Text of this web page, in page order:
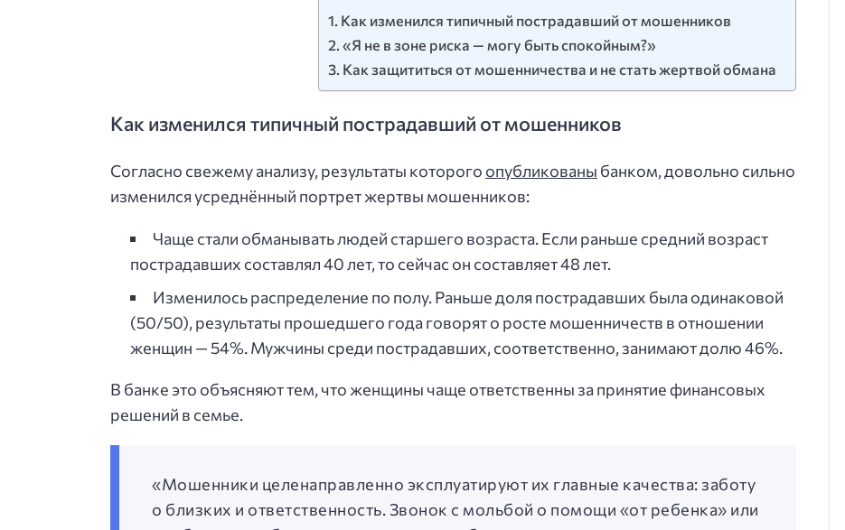
Как изменился типичный пострадавший от мошенников
«Я не в зоне риска — могу быть спокойным?»
Как защититься от мошенничества и не стать жертвой обмана
Как изменился типичный пострадавший от мошенников
Согласно свежему анализу, результаты которого опубликованы банком, довольно сильно
изменился усреднённый портрет жертвы мошенников:
Чаще стали обманывать людей старшего возраста. Если раньше средний возраст
пострадавших составлял 40 лет, то сейчас он составляет 48 лет.
Изменилось распределение по полу. Раньше доля пострадавших была одинаковой
(50/50), результаты прошедшего года говорят о росте мошенничеств в отношении
женщин — 54%. Мужчины среди пострадавших, соответственно, занимают долю 46%.
В банке это объясняют тем, что женщины чаще ответственны за принятие финансовых
решений в семье.
«Мошенники целенаправленно эксплуатируют их главные качества: заботу
о близких и ответственность. Звонок с мольбой о помощи «от ребенка» или